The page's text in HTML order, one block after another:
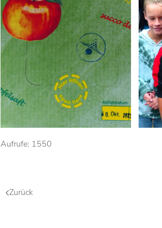
Anschauen....
Aufrufe: 1550
Zurück